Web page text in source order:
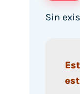
Sin